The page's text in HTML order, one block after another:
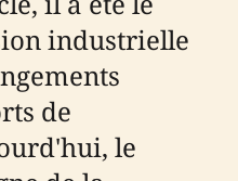
industrielle
de
le